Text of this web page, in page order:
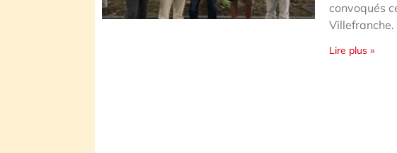
convoqués
Lire plus »